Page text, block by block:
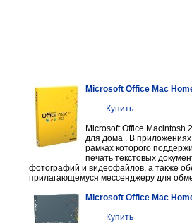
Microsoft Office Mac
Купить
Microsoft Office Macintosh
для дома . В
рамках которого
печать текстовых
фотографий и видеофайлов, а также
прилагающемуся мессенджеру для
Microsoft Office Mac
Купить